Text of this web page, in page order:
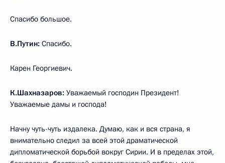
Спасибо большое.
В.Путин: Спасибо.
Карен Георгиевич.
К.Шахназаров: Уважаемый господин Президент!
Уважаемые дамы и господа!
Начну чуть-чуть издалека. Думаю, как и вся страна, я
внимательно следил за всей этой драматической
дипломатической борьбой вокруг Сирии. И в пределах этой,